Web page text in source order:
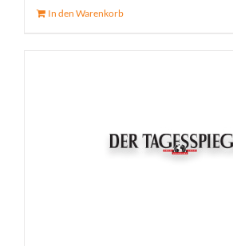
In den Warenkorb